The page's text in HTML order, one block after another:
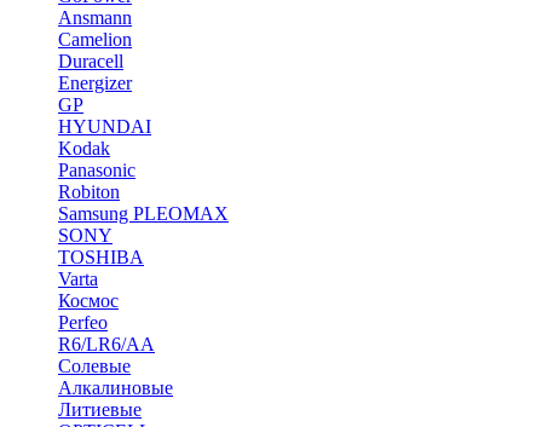
Ansmann
Camelion
Duracell
Energizer
GP
HYUNDAI
Kodak
Panasonic
Robiton
Samsung PLEOMAX
SONY
TOSHIBA
Varta
Космос
Perfeo
R6/LR6/AA
Солевые
Алкалиновые
Литиевые